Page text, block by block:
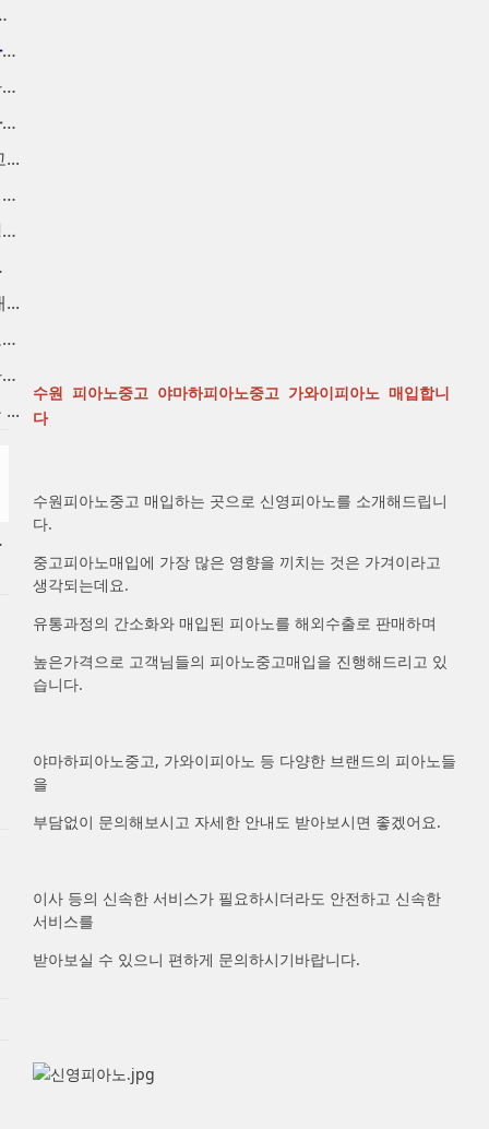
수원 피아노중고 야마하피아노중고 가와이피아노 매입합니
다
수원피아노중고 매입하는 곳으로 신영피아노를 소개해드립니
다.
중고피아노매입에 가장 많은 영향을 끼치는 것은 가겨이라고
생각되는데요.
유통과정의 간소화와 매입된 피아노를 해외수출로 판매하며
높은가격으로 고객님들의 피아노중고매입을 진행해드리고 있
습니다.
야마하피아노중고, 가와이피아노 등 다양한 브랜드의 피아노들
을
부담없이 문의해보시고 자세한 안내도 받아보시면 좋겠어요.
이사 등의 신속한 서비스가 필요하시더라도 안전하고 신속한
서비스를
받아보실 수 있으니 편하게 문의하시기바랍니다.
노 매...
인천중고피아노 고가에 피아노...
중고피아노처분 가격 높은가격...
인천중고피아노 매입 합니다. ...
...
중고피아노팔기 매입후 가치를...
중고피아노시세 브랜드별 정직...
...
...
마포중고피아노 시세대비 고가...
용산 중고피아노 매입합니다. ...
...
다.